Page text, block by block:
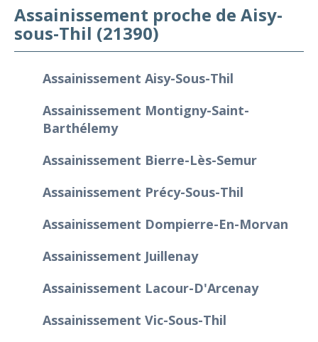
Assainissement proche de Aisy-
sous-Thil (21390)
Assainissement Aisy-Sous-Thil
Assainissement Montigny-Saint-
Barthélemy
Assainissement Bierre-Lès-Semur
Assainissement Précy-Sous-Thil
Assainissement Dompierre-En-Morvan
Assainissement Juillenay
Assainissement Lacour-D'Arcenay
Assainissement Vic-Sous-Thil